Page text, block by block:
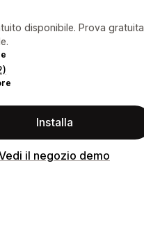
disponibile. Prova gratuita
Installa
il negozio demo